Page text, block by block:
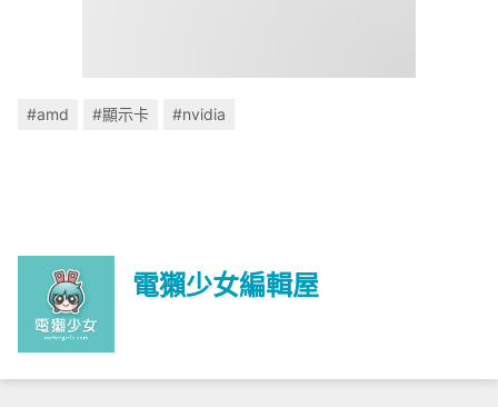
#amd #顯示卡 #nvidia
電獺少女編輯屋